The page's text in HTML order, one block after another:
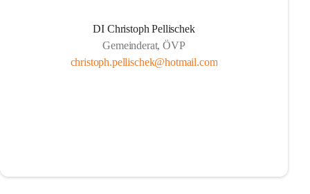
DI Christoph Pellischek
Gemeinderat, ÖVP
christoph.pellischek@hotmail.com